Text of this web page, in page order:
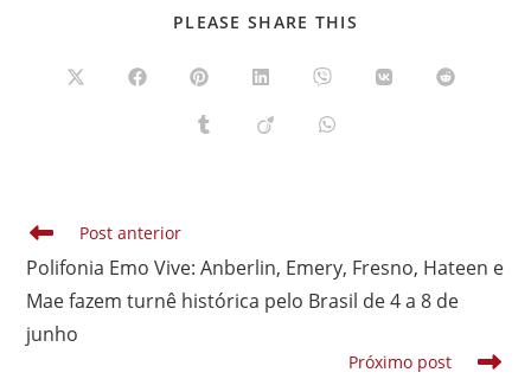
PLEASE SHARE THIS
Abre
Abre Abre
uma
nova
Abre
uma
nova
Abre
uma
nova
Abre Abre
Abre Abre Abre
Leia
artigos
Post anterior
Polifonia Emo Vive: Anberlin, Emery, Fresno, Hateen e
Mae fazem turnê histórica pelo Brasil de 4 a 8 de
junho
Próximo post